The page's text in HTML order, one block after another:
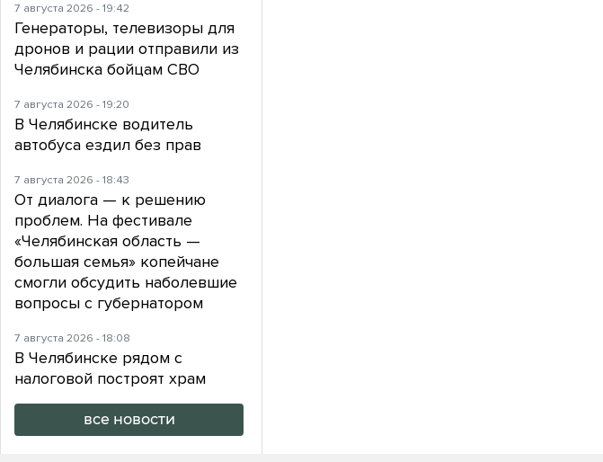
7 августа 2026 - 19:42
Генераторы, телевизоры для
дронов и рации отправили из
Челябинска бойцам СВО
7 августа 2026 - 19:20
В Челябинске водитель
автобуса ездил без прав
7 августа 2026 - 18:43
От диалога — к решению
проблем. На фестивале
«Челябинская область —
большая семья» копейчане
смогли обсудить наболевшие
вопросы с губернатором
7 августа 2026 - 18:08
В Челябинске рядом с
налоговой построят храм
все новости